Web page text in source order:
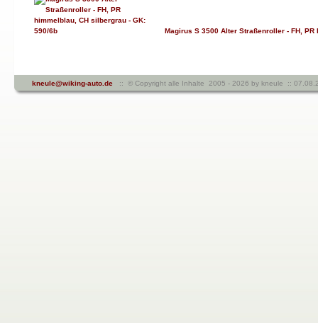
Magirus S 3500 Alter Straßenroller - FH,
kneule@wiking-auto.de :: © Copyright alle Inhalte 2005 - 2026 by kneule ::